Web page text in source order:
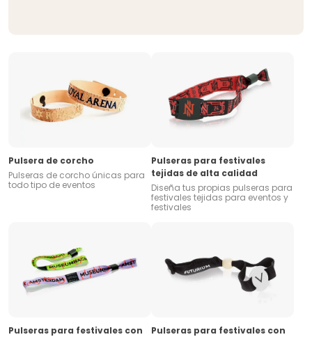
Pulsera de corcho
Pulseras de corcho únicas para
todo tipo de eventos
Pulseras para festivales
tejidas de alta calidad
Diseña tus propias pulseras para
festivales tejidas para eventos y
festivales
Pulseras para festivales con
Pulseras para festivales con